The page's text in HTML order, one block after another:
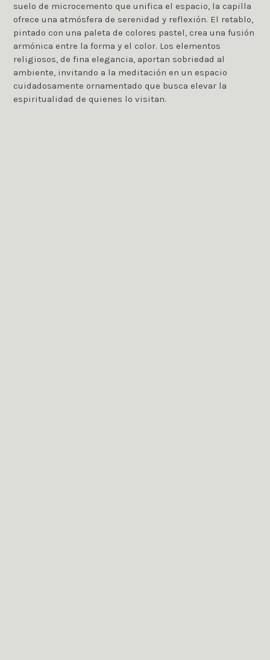
suelo de microcemento que unifica el espacio, la capilla
ofrece una atmósfera de serenidad y reflexión. El retablo,
pintado con una paleta de colores pastel, crea una fusión
armónica entre la forma y el color. Los elementos
religiosos, de fina elegancia, aportan sobriedad al
ambiente, invitando a la meditación en un espacio
cuidadosamente ornamentado que busca elevar la
espiritualidad de quienes lo visitan.